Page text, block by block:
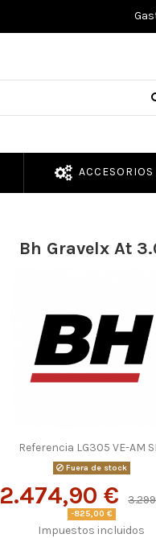
ACCESORIOS
Bh Gravelx At
Referencia LG305 VE-AM
Fuera de stock
2.474,90 €
-825,00 €
Impuestos incluidos